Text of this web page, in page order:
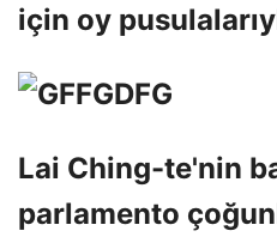
için oy
Lai Ching-te'nin
parlamento